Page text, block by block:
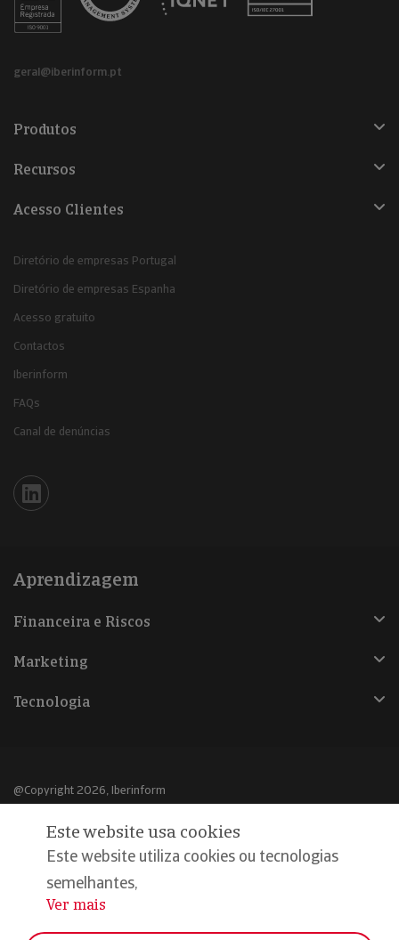
geral@iberinform.pt
Produtos
Recursos
Acesso Clientes
Diretório de empresas Portugal
Diretório de empresas Espanha
Acesso gratuito
Contactos
Iberinform
FAQs
Canal de denúncias
Iberinform en Linkedin
Aprendizagem
Financeira e Riscos
Marketing
Tecnologia
@Copyright 2026, Iberinform
Aviso legal
Política de cookies
Declaração de privacidade
Este website usa cookies
Este website utiliza cookies ou tecnologias
semelhantes,
...
Ver mais